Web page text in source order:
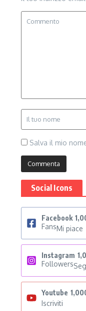
Salva il mio
Social Icons
Facebook
FansMi piace
Instagram
Followers
Youtube
Iscriviti